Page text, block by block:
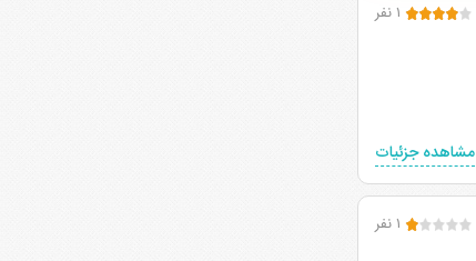
۱ نفر
مشاهده جزئیات
۱ نفر